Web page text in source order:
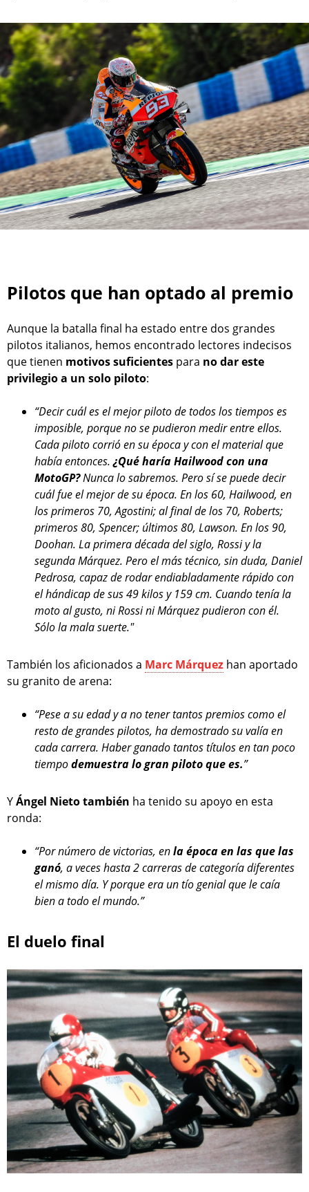
Pilotos que han optado al premio
Aunque la batalla final ha estado entre dos grandes
pilotos italianos, hemos encontrado lectores indecisos
que tienen motivos suficientes para no dar este
privilegio a un solo piloto:
“Decir cuál es el mejor piloto de todos los tiempos es
imposible, porque no se pudieron medir entre ellos.
Cada piloto corrió en su época y con el material que
había entonces.¿Qué haría Hailwood con una
MotoGP?Nunca lo sabremos. Pero sí se puede decir
cuál fue el mejor de su época. En los 60, Hailwood, en
los primeros 70, Agostini; al final de los 70, Roberts;
primeros 80, Spencer; últimos 80, Lawson. En los 90,
Doohan. La primera década del siglo, Rossi y la
segunda Márquez. Pero el más técnico, sin duda, Daniel
Pedrosa, capaz de rodar endiabladamente rápido con
el hándicap de sus 49 kilos y 159 cm. Cuando tenía la
moto al gusto, ni Rossi ni Márquez pudieron con él.
Sólo la mala suerte."
También los aficionados a Marc Márquez han aportado
su granito de arena:
“Pese a su edad y a no tener tantos premios como el
resto de grandes pilotos, ha demostrado su valía en
cada carrera. Haber ganado tantos títulos en tan poco
tiempodemuestra lo gran piloto que es.”
YÁngel Nieto también ha tenido su apoyo en esta
ronda:
“Por número de victorias, enla época en las que las
ganó, a veces hasta 2 carreras de categoría diferentes
el mismo día. Y porque era un tío genial que le caía
bien a todo el mundo.”
El duelo final